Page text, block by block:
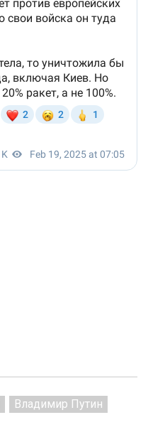
Владимир Путин